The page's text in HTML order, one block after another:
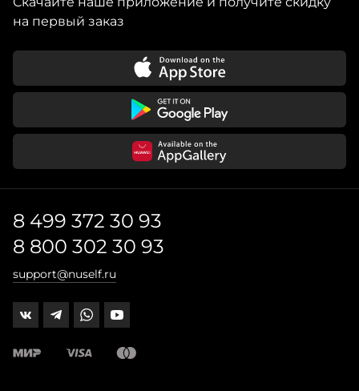
на первый заказ
8 499 372 30 93
8 800 302 30 93
support@nuself.ru